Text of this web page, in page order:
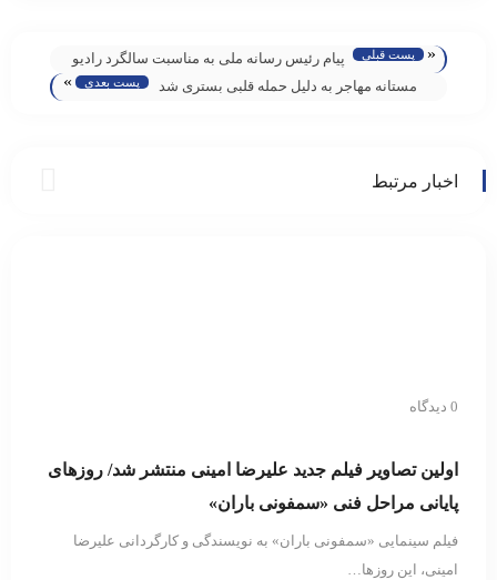
« پست قبلی
پیام رئیس رسانه ملی به مناسبت سالگرد رادیو
سلامت: رادیو سلامت با صلابت در مسیر تعالی
مستانه مهاجر به دلیل حمله قلبی بستری شد پست بعدی »
اخبار مرتبط
0 دیدگاه
اولین تصاویر فیلم جدید علیرضا امینی منتشر شد/ روزهای
پایانی مراحل فنی «سمفونی باران»
فیلم سینمایی «سمفونی باران» به نویسندگی و کارگردانی علیرضا
امینی، این روزها…